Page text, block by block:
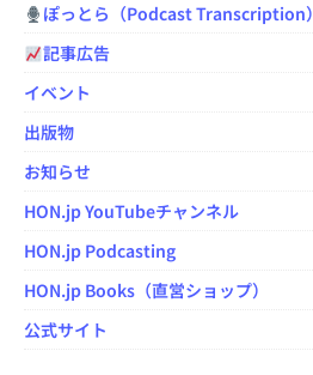
ぽっとら（Podcast Transcription）
記事広告
イベント
出版物
お知らせ
HON.jp YouTubeチャンネル
HON.jp Podcasting
HON.jp Books（直営ショップ）
公式サイト